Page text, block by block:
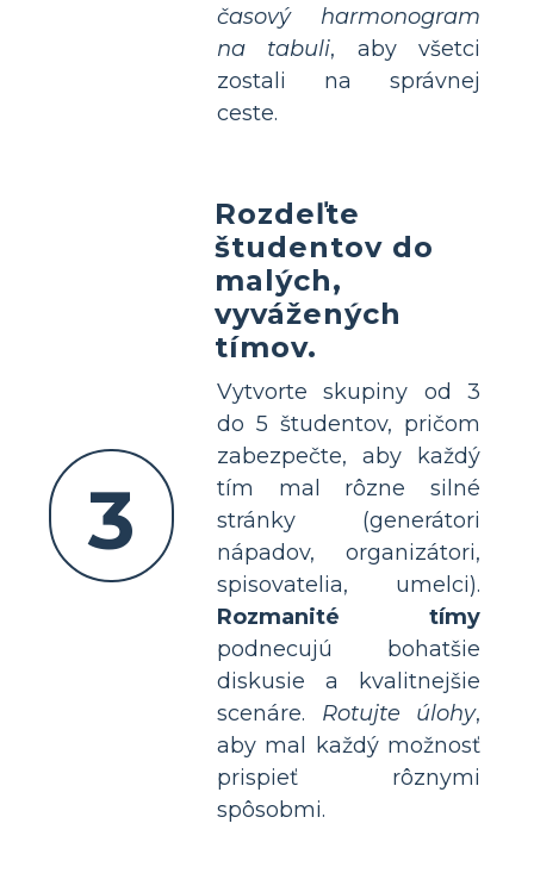
časový harmonogram
na tabuli, aby všetci
zostali na správnej
ceste.
3
Rozdeľte
študentov do
malých,
vyvážených
tímov.
Vytvorte skupiny od 3
do 5 študentov, pričom
zabezpečte, aby každý
tím mal rôzne silné
stránky (generátori
nápadov, organizátori,
spisovatelia, umelci).
Rozmanité tímy
podnecujú bohatšie
diskusie a kvalitnejšie
scenáre. Rotujte úlohy,
aby mal každý možnosť
prispieť rôznymi
spôsobmi.